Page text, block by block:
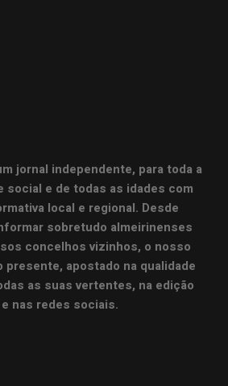
jornal independente, para toda a
social e de todas as idades com
local e regional. Desde
sobretudo almeirinenses
concelhos vizinhos, o nosso
presente, apostado na qualidade
as suas vertentes, na edição
nas redes sociais.